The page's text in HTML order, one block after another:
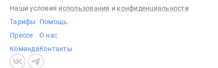
Наши условия использования и конфиденциальности
Тарифы
Прессе
Команда
Помощь
О нас
Контакты